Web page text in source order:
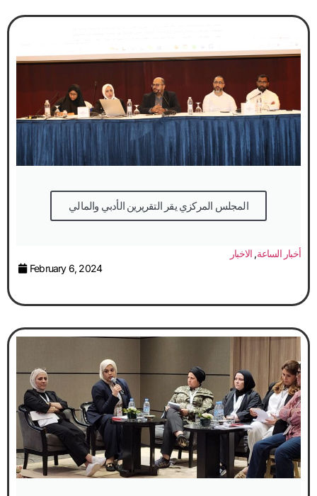
المجلس المركزي يقر التقريرين الأدبي والمالي
أخبار الساعة, الاخبار
February 6, 2024